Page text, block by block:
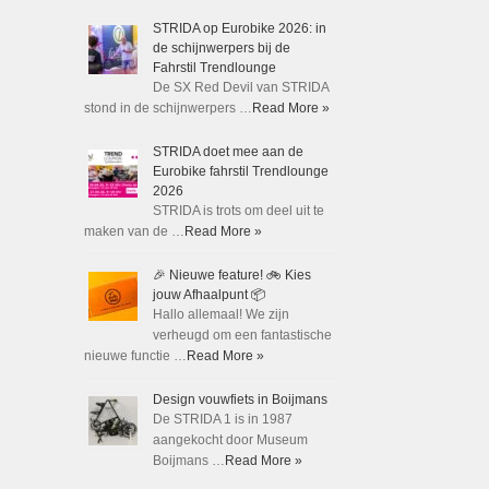
STRIDA op Eurobike 2026: in
de schijnwerpers bij de
Fahrstil Trendlounge
De SX Red Devil van STRIDA
stond in de schijnwerpers … Read More »
STRIDA doet mee aan de
Eurobike fahrstil Trendlounge
2026
STRIDA is trots om deel uit te
maken van de … Read More »
🎉 Nieuwe feature! 🚲 Kies
jouw Afhaalpunt 📦
Hallo allemaal! We zijn
verheugd om een fantastische
nieuwe functie … Read More »
Design vouwfiets in Boijmans
De STRIDA 1 is in 1987
aangekocht door Museum
Boijmans … Read More »